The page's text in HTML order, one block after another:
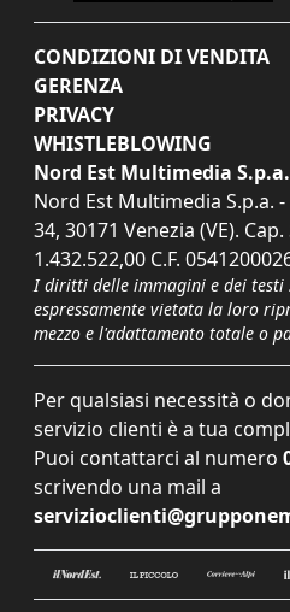
CONDIZIONI DI VENDITA
GERENZA
PRIVACY
WHISTLEBLOWING
Nord Est Multimedia S.p.a.
Nord Est Multimedia S.p.a.
34, 30171 Venezia (VE).
1.432.522,00 C.F.
I diritti delle immagini e dei testi
espressamente vietata la loro
mezzo e l'adattamento totale o
Per qualsiasi necessità o
servizio clienti è a tua
Puoi contattarci al numero
scrivendo una mail a